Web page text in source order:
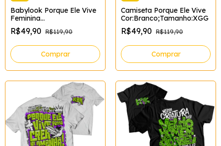
Babylook Porque Ele Vive
Feminina
Tamanho:XG;Cor:Branco
R$49,90 R$119,90
Comprar
Camiseta Porque Ele Vive
Cor:Branco;Tamanho:XGG
R$49,90 R$119,90
Comprar